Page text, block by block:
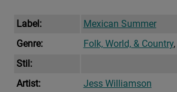
Label:
Mexican Summer
Genre:
Folk, World, & Country,
Stil:
Artist:
Jess Williamson